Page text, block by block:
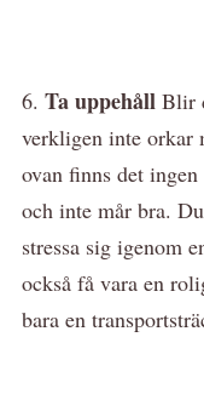
6. Ta uppehåll Blir
verkligen inte orkar
ovan finns det
och inte mår bra.
stressa sig igenom
också få vara en
bara en